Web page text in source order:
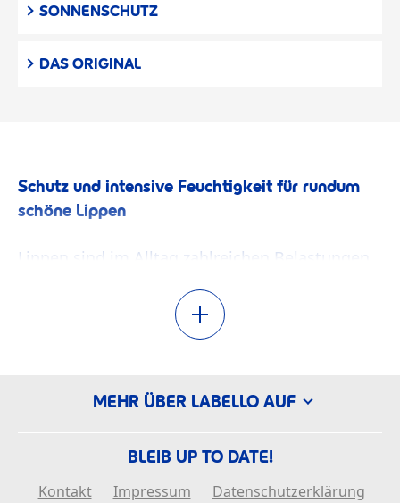
SONNENSCHUTZ
DAS ORIGINAL
Schutz und intensive Feuchtigkeit für rundum
schöne Lippen
Lippen sind im Alltag zahlreichen Belastungen
Heizungsluft entziehen der zarten Lippenhaut
leicht Feuchtigkeit. Denn anders als die
Fettfilm. Dadurch werden Lippen schnell
entgegen zu wirken, gibt es verschiedene
Lippenpflegeprodukte von Labello mit
BLEIB UP TO DATE!
Kontakt Impressum Datenschutzerklärung
MEHR ÜBER LABELLO AUF